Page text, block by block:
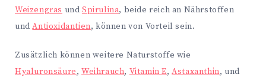
Weizengras und Spirulina, beide reich an Nährstoffen
undAntioxidantien, können von Vorteil sein.
Zusätzlich können weitere Naturstoffe wie
Hyaluronsäure,Weihrauch, Vitamin E,Astaxanthin, und